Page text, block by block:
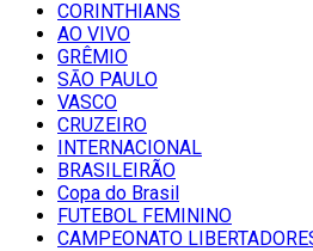
CORINTHIANS
AO VIVO
GRÊMIO
SĀO PAULO
VASCO
CRUZEIRO
INTERNACIONAL
BRASILEIRÃO
Copa do Brasil
FUTEBOL FEMININO
CAMPEONATO